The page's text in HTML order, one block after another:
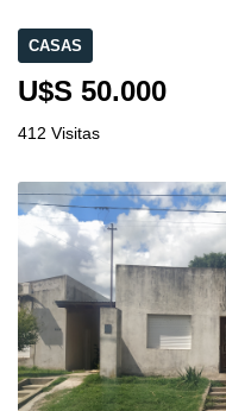
CASAS
U$S 50.000
412 Visitas